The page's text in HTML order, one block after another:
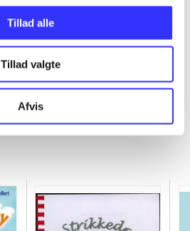
Tillad alle
Tillad valgte
Afvis